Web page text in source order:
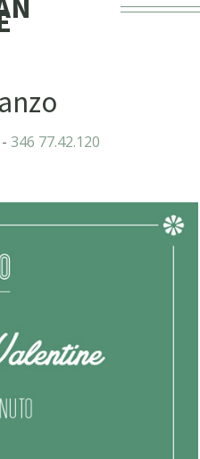
- 346 77.42.120